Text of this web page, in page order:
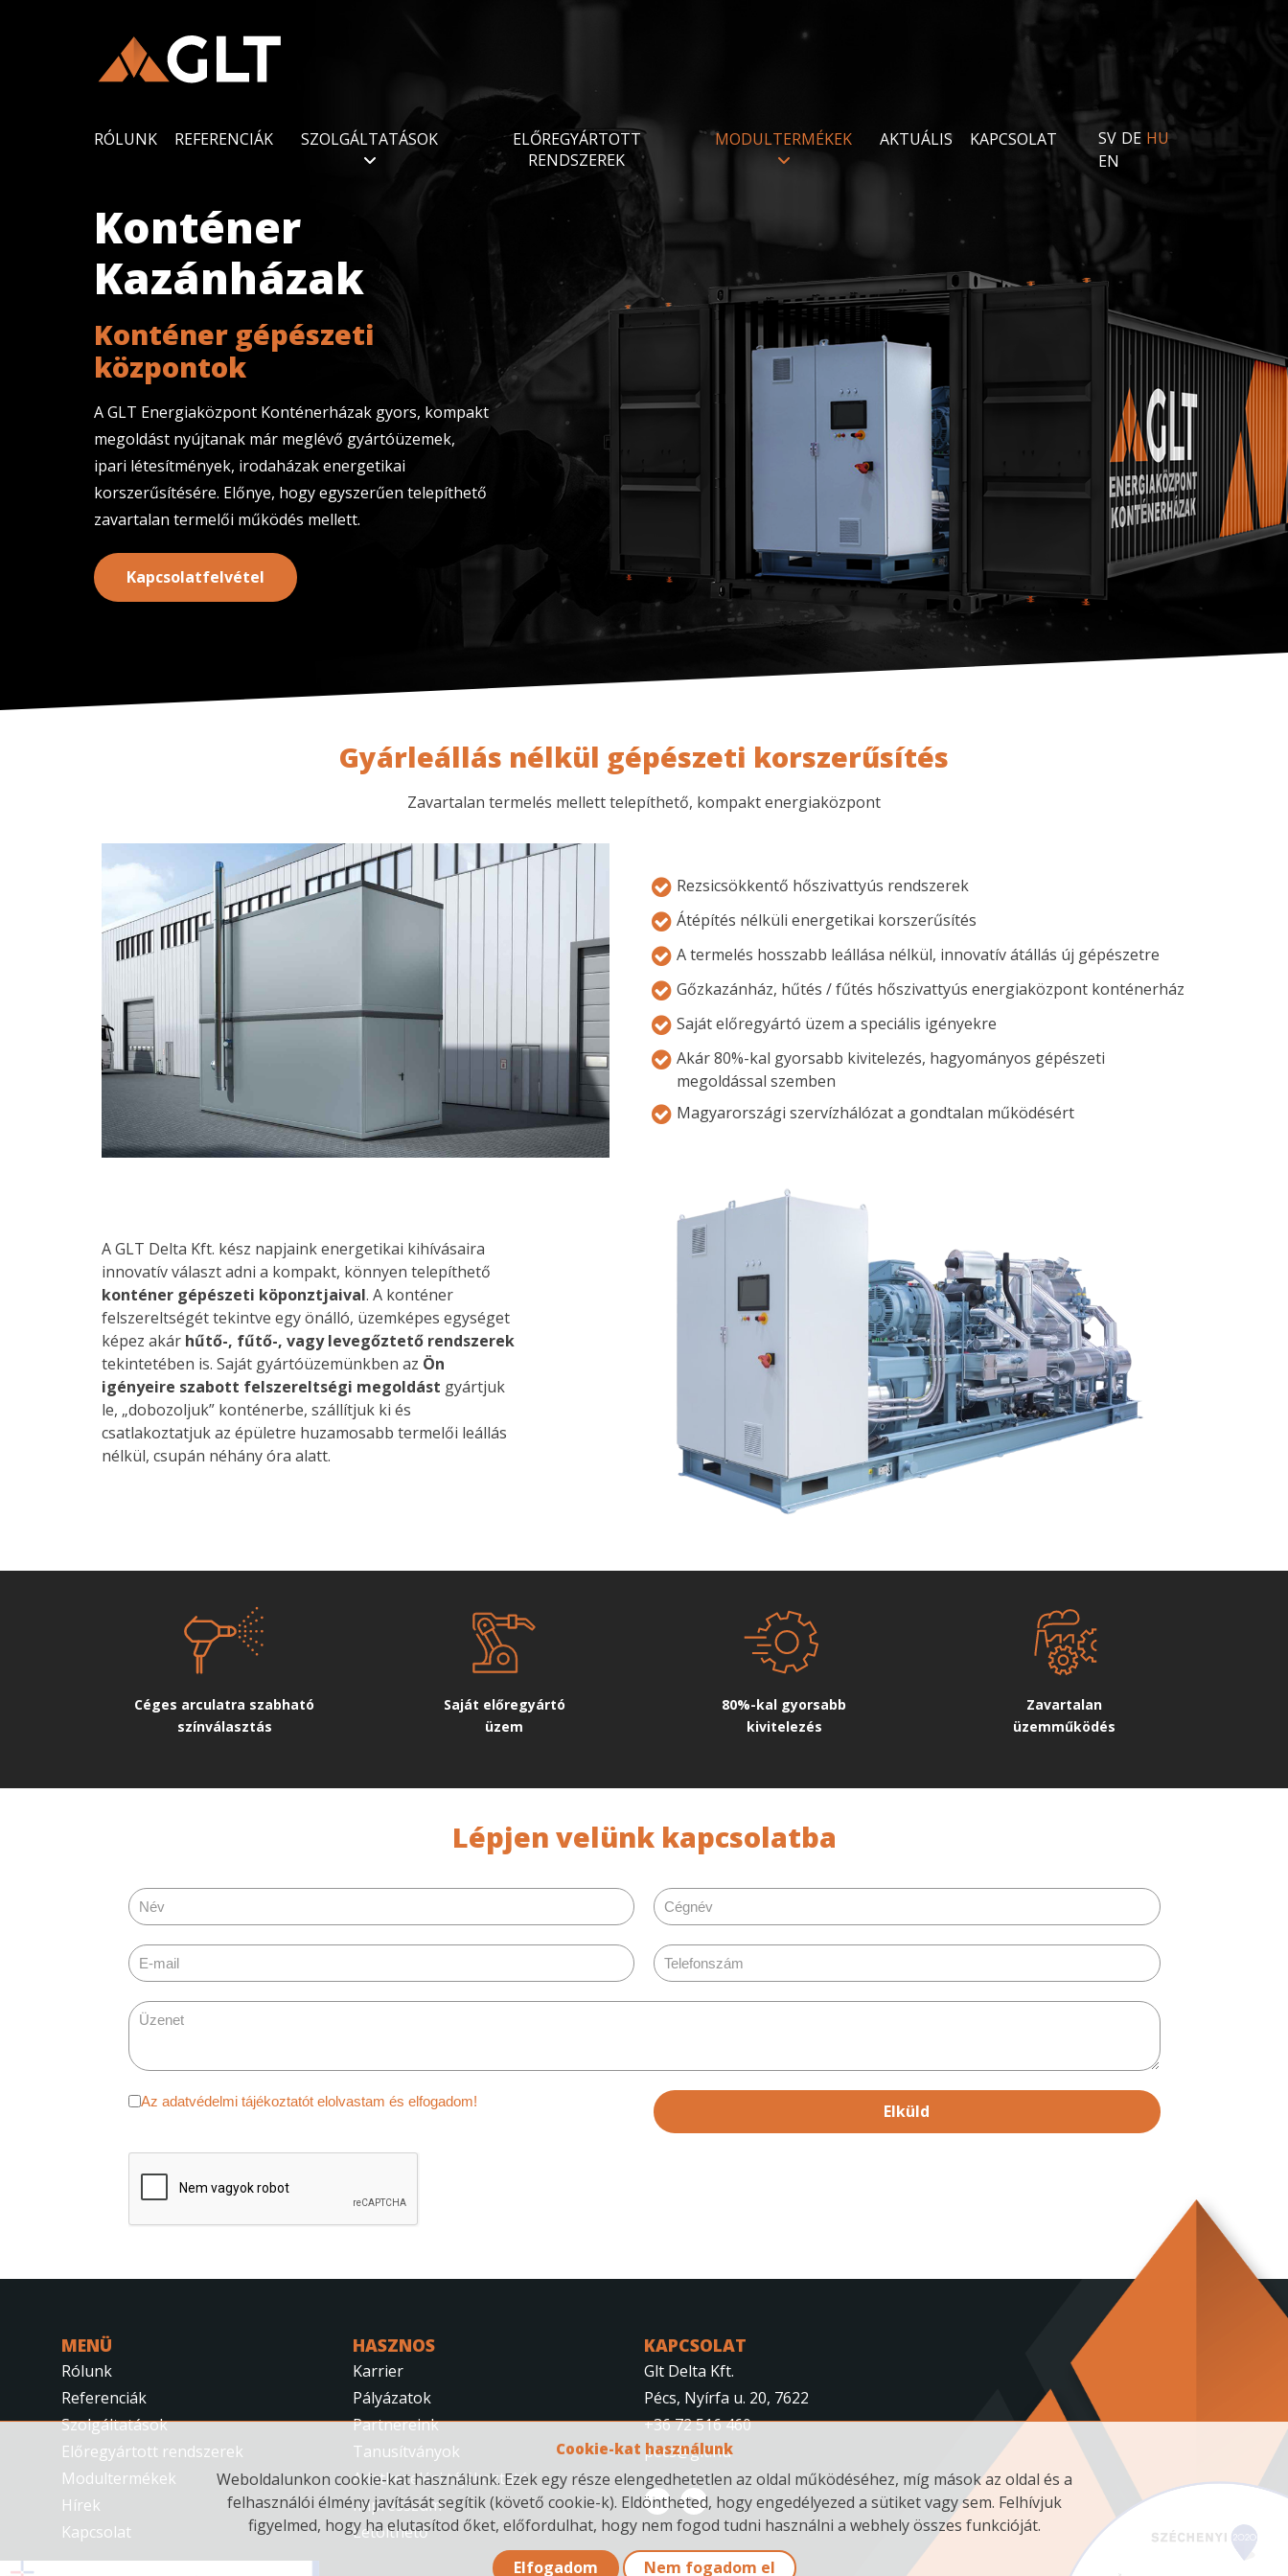
RÓLUNK REFERENCIÁK SZOLGÁLTATÁSOK
ELŐREGYÁRTOTT
RENDSZEREK
MODULTERMÉKEK AKTUÁLIS KAPCSOLAT SV DE HU
EN
Konténer
Kazánházak
Konténer gépészeti
központok
A GLT Energiaközpont Konténerházak gyors, kompakt
megoldást nyújtanak már meglévő gyártóüzemek,
ipari létesítmények, irodaházak energetikai
korszerűsítésére. Előnye, hogy egyszerűen telepíthető
zavartalan termelői működés mellett.
Kapcsolatfelvétel
Gyárleállás nélkül gépészeti korszerűsítés
Zavartalan termelés mellett telepíthető, kompakt energiaközpont
Rezsicsökkentő hőszivattyús rendszerek
Átépítés nélküli energetikai korszerűsítés
A termelés hosszabb leállása nélkül, innovatív átállás új gépészetre
Gőzkazánház, hűtés / fűtés hőszivattyús energiaközpont konténerház
Saját előregyártó üzem a speciális igényekre
Akár 80%-kal gyorsabb kivitelezés, hagyományos gépészeti
megoldással szemben
Magyarországi szervízhálózat a gondtalan működésért
A GLT Delta Kft. kész napjaink energetikai kihívásaira
innovatív választ adni a kompakt, könnyen telepíthető
konténer gépészeti köponztjaival. A konténer
felszereltségét tekintve egy önálló, üzemképes egységet
képez akár hűtő-, fűtő-, vagy levegőztető rendszerek
tekintetében is. Saját gyártóüzemünkben az Ön
igényeire szabott felszereltségi megoldást gyártjuk
le, „dobozoljuk” konténerbe, szállítjuk ki és
csatlakoztatjuk az épületre huzamosabb termelői leállás
nélkül, csupán néhány óra alatt.
Céges arculatra szabható
színválasztás
Saját előregyártó
üzem
80%-kal gyorsabb
kivitelezés
Zavartalan
üzemműködés
Lépjen velünk kapcsolatba
Adatvédelem* Az adatvédelmi tájékoztatót elolvastam és elfogadom!
Elküld
MENÜ
Rólunk
Referenciák
Szolgáltatások
Előregyártott rendszerek
Modultermékek
Hírek
Kapcsolat
HASZNOS
Karrier
Pályázatok
Partnereink
Tanusítványok
Adatkezelési tájékoztató
Impresszum
Letölthető
KAPCSOLAT
Glt Delta Kft.
Pécs, Nyírfa u. 20, 7622
+36 72 516 460
pecs@glt.hu
Cookie-kat használunk
Weboldalunkon cookie-kat használunk. Ezek egy része elengedhetetlen az oldal működéséhez, míg mások az oldal és a
felhasználói élmény javítását segítik (követő cookie-k). Eldöntheted, hogy engedélyezed a sütiket vagy sem. Felhívjuk
figyelmed, hogy ha elutasítod őket, előfordulhat, hogy nem fogod tudni használni a webhely összes funkcióját.
Elfogadom
Nem fogadom el